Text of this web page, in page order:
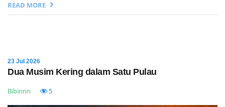
READ MORE
23 Jul 2026
Dua Musim Kering dalam Satu Pulau
Bibinnn 5